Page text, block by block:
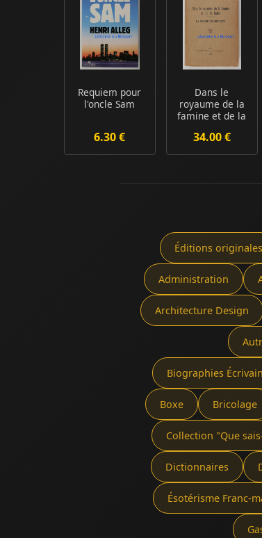
Requiem pour
l'oncle Sam
6.30 €
Dans le
royaume de la
famine et de la
b...
34.00 €
Éditions
Administration
Architecture Design
Biographies
Boxe Bricolage
Collection "Que
Dictionnaires
Ésotérisme Franc-